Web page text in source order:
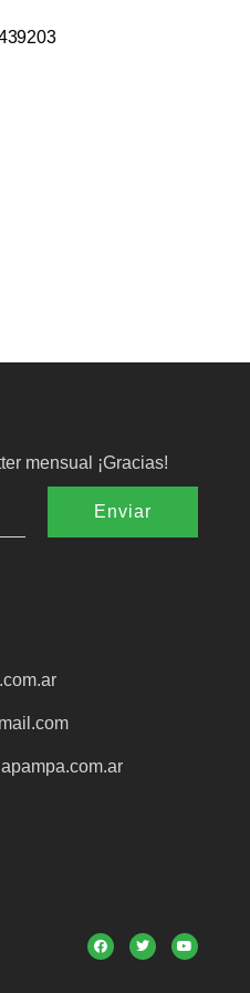
mensual ¡Gracias!
Enviar